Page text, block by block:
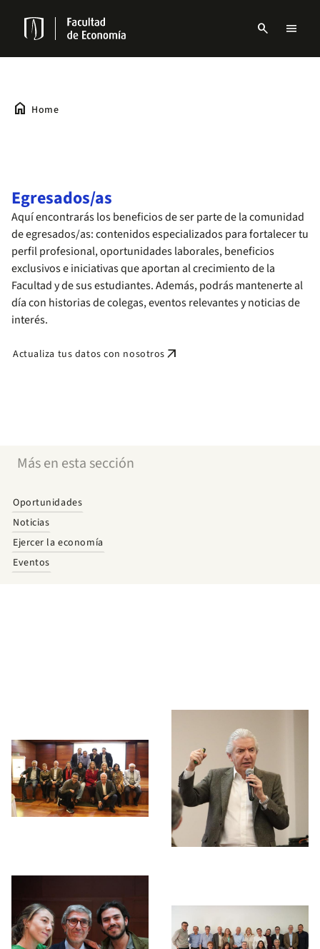
Navbar
search menu
home Home
Egresados/as
Aquí encontrarás los beneficios de ser parte de la comunidad
de egresados/as: contenidos especializados para fortalecer tu
perfil profesional, oportunidades laborales, beneficios
exclusivos e iniciativas que aportan al crecimiento de la
Facultad y de sus estudiantes. Además, podrás mantenerte al
día con historias de colegas, eventos relevantes y noticias de
interés.
Actualiza tus datos con nosotros arrow_outward
Más en esta sección
Oportunidades
Noticias
Ejercer la economía
Eventos